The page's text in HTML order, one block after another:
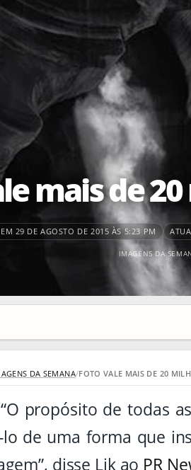
mais de
29 DE AGOSTO DE 2015 ÀS 5:23 PM
IMAGENS DA
DA SEMANA/FOTO VALE MAIS DE 20
propósito de todas
de uma forma que
disse Lik ao PR